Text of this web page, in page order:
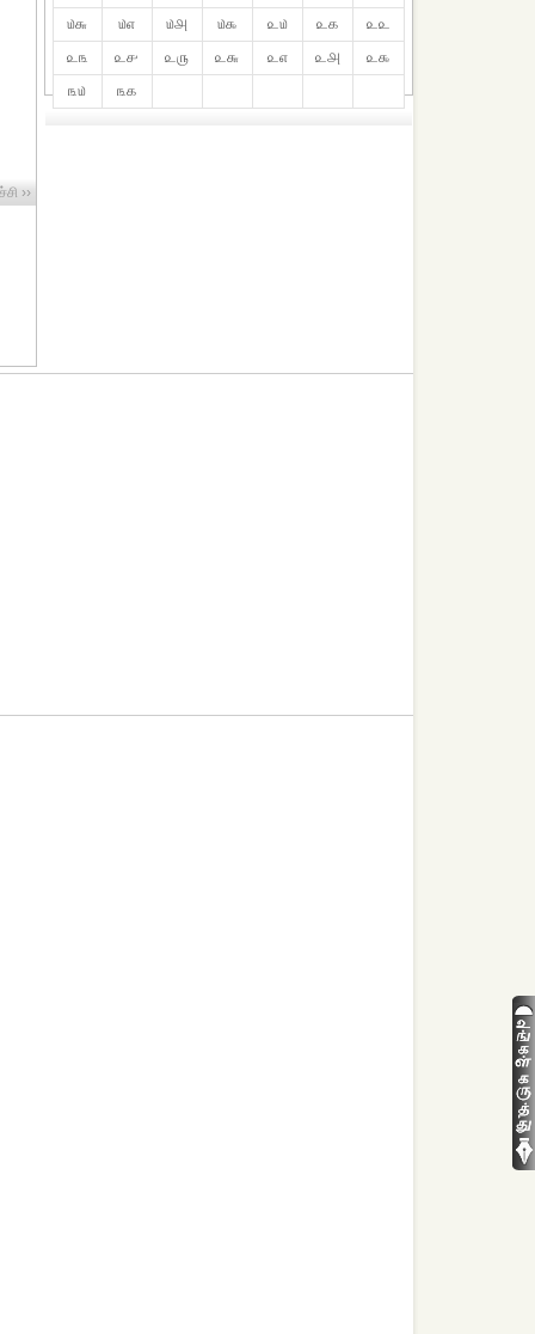
››
௰௬
௰௭ ௰௮ ௰௯ ௨௰ ௨௧
௨௨
௨௩
௨௪ ௨௫ ௨௬ ௨௭ ௨௮
௨௯
௩௰
௩௧